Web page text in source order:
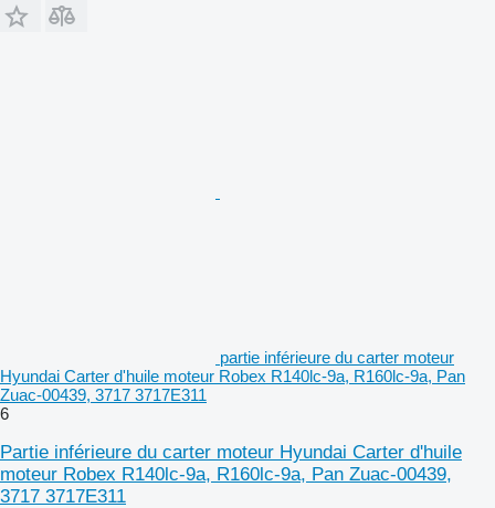
partie inférieure du carter moteur
Hyundai Carter d'huile moteur Robex R140lc-9a, R160lc-9a, Pan
Zuac-00439, 3717 3717E311
6
Partie inférieure du carter moteur Hyundai Carter d'huile
moteur Robex R140lc-9a, R160lc-9a, Pan Zuac-00439,
3717 3717E311